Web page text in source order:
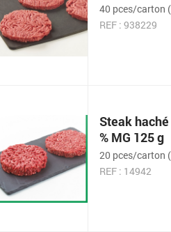
40 pces/carton
REF : 938229
Steak
% MG 125 g
20 pces/carton
REF : 14942